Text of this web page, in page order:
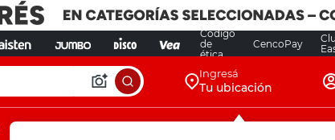
Código
de
ética
CencoPay
Ingresá
Tu ubicación